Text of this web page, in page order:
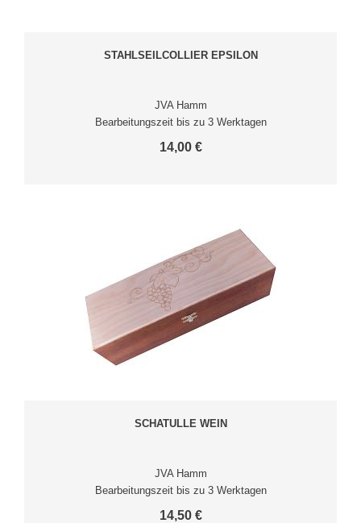
STAHLSEILCOLLIER EPSILON
JVA Hamm
Bearbeitungszeit bis zu 3 Werktagen
14,00 €
SCHATULLE WEIN
JVA Hamm
Bearbeitungszeit bis zu 3 Werktagen
14,50 €